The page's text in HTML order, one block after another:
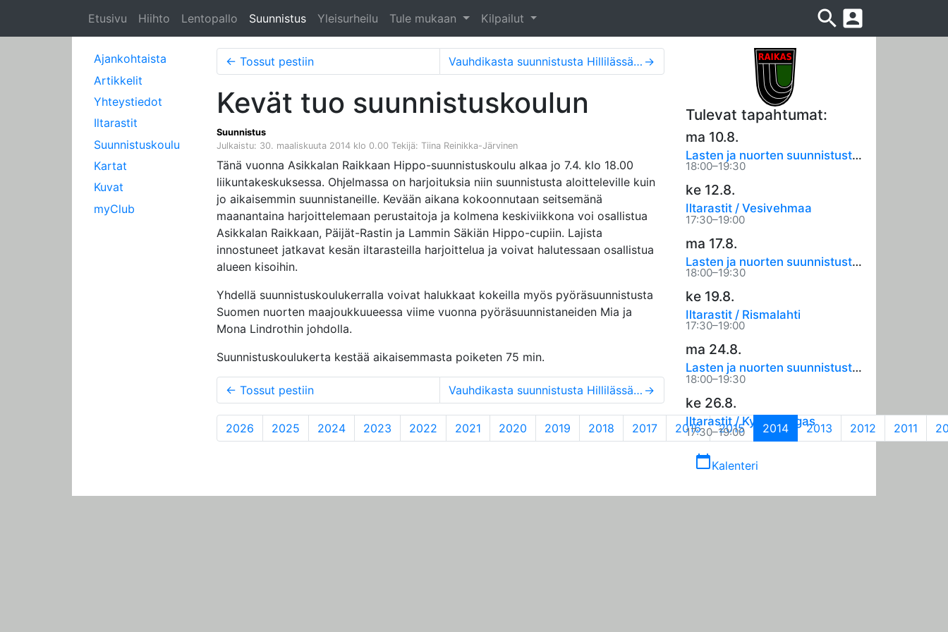
Etusivu Hiihto Lentopallo Suunnistus Yleisurheilu Tule mukaan Kilpailut search account_box
Ajankohtaista
Artikkelit
Yhteystiedot
Iltarastit
Suunnistuskoulu
Kartat
Kuvat
myClub
← Tossut pestiin Vauhdikasta suunnistusta Hillilässä, Asikkalan Raikkaan aluekeskimatka →
Kevät tuo suunnistuskoulun
Suunnistus
Julkaistu: 30. maaliskuuta 2014 klo 0.00 Tekijä: Tiina Reinikka-Järvinen
Tänä vuonna Asikkalan Raikkaan Hippo-suunnistuskoulu alkaa jo 7.4. klo 18.00
liikuntakeskuksessa. Ohjelmassa on harjoituksia niin suunnistusta aloitteleville kuin
jo aikaisemmin suunnistaneille. Kevään aikana kokoonnutaan seitsemänä
maanantaina harjoittelemaan perustaitoja ja kolmena keskiviikkona voi osallistua
Asikkalan Raikkaan, Päijät-Rastin ja Lammin Säkiän Hippo-cupiin. Lajista
innostuneet jatkavat kesän iltarasteilla harjoittelua ja voivat halutessaan osallistua
alueen kisoihin.
Yhdellä suunnistuskoulukerralla voivat halukkaat kokeilla myös pyöräsuunnistusta
Suomen nuorten maajoukkuueessa viime vuonna pyöräsuunnistaneiden Mia ja
Mona Lindrothin johdolla.
Suunnistuskoulukerta kestää aikaisemmasta poiketen 75 min.
← Tossut pestiin Vauhdikasta suunnistusta Hillilässä, Asikkalan Raikkaan aluekeskimatka →
2026 2025 2024 2023 2022 2021 2020 2019 2018 2017 2016 2015 2014(current)
2013 2012 2011
Tulevat tapahtumat:
ma 10.8.
Lasten ja nuorten suunnistustreenit
18:00–19:30
ke 12.8.
Iltarastit / Vesivehmaa
17:30–19:00
ma 17.8.
Lasten ja nuorten suunnistustreenit
18:00–19:30
ke 19.8.
Iltarastit / Rismalahti
17:30–19:00
ma 24.8.
Lasten ja nuorten suunnistustreenit
18:00–19:30
ke 26.8.
Iltarastit / Kytänkangas
17:30–19:00
calendar_todayKalenteri